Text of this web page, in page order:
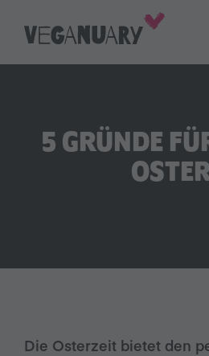
5 GRÜNDE
Die Osterzeit bietet den